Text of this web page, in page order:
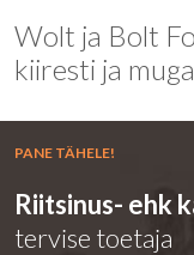
Wolt ja Bolt
kiiresti ja
PANE TÄHELE!
Riitsinus- ehk
tervise toetaja